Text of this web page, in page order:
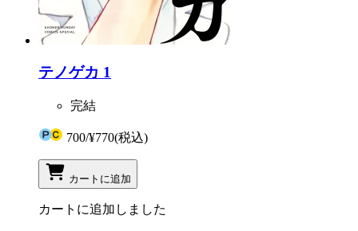
テノゲカ 1
完結
700/¥770(税込)
カートに追加
カートに追加しました